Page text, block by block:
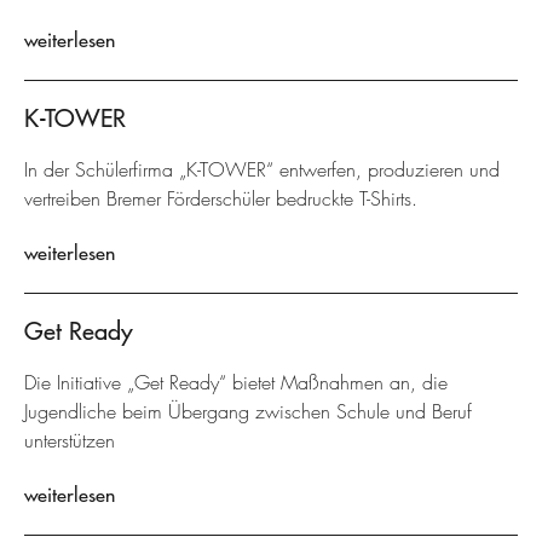
weiterlesen
K-TOWER
In der Schülerfirma „K-TOWER“ entwerfen, produzieren und
vertreiben Bremer Förderschüler bedruckte T-Shirts.
weiterlesen
Get Ready
Die Initiative „Get Ready“ bietet Maßnahmen an, die
Jugendliche beim Übergang zwischen Schule und Beruf
unterstützen
weiterlesen